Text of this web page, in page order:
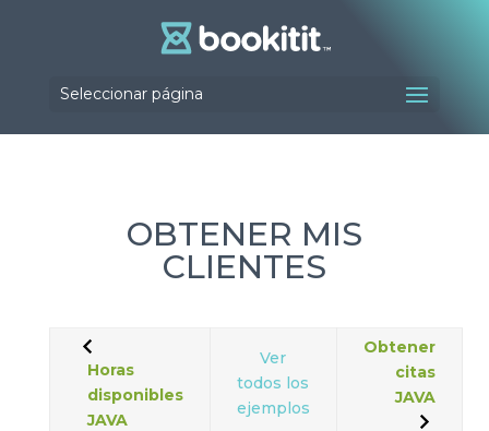
Seleccionar página
OBTENER MIS
CLIENTES
Horas
disponibles
JAVA
Ver
todos los
ejemplos
Obtener
citas
JAVA